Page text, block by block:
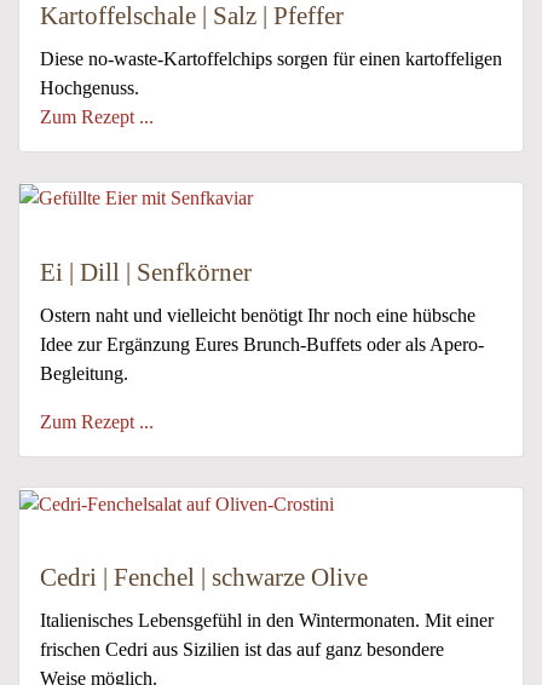
Kartoffelschale | Salz | Pfeffer
Diese no-waste-Kartoffelchips sorgen für einen kartoffeligen
Hochgenuss.
Zum Rezept ...
Ei | Dill | Senfkörner
Ostern naht und vielleicht benötigt Ihr noch eine hübsche
Idee zur Ergänzung Eures Brunch-Buffets oder als Apero-
Begleitung.
Zum Rezept ...
Cedri | Fenchel | schwarze Olive
Italienisches Lebensgefühl in den Wintermonaten. Mit einer
frischen Cedri aus Sizilien ist das auf ganz besondere
Weise möglich.